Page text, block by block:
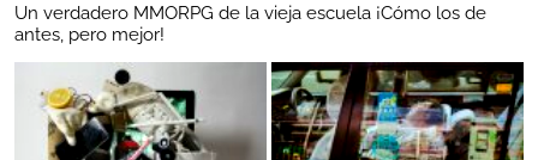
Un verdadero MMORPG de la vieja escuela ¡Cómo los de
antes, pero mejor!